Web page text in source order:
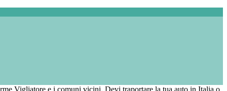
Vigliatore e i comuni vicini. Devi traportare la tua auto in Italia o